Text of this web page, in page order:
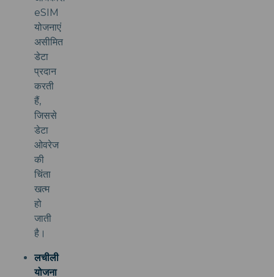
eSIM
योजनाएं
असीमित
डेटा
प्रदान
करती
हैं,
जिससे
डेटा
ओवरेज
की
चिंता
खत्म
हो
जाती
है।
लचीली
योजना